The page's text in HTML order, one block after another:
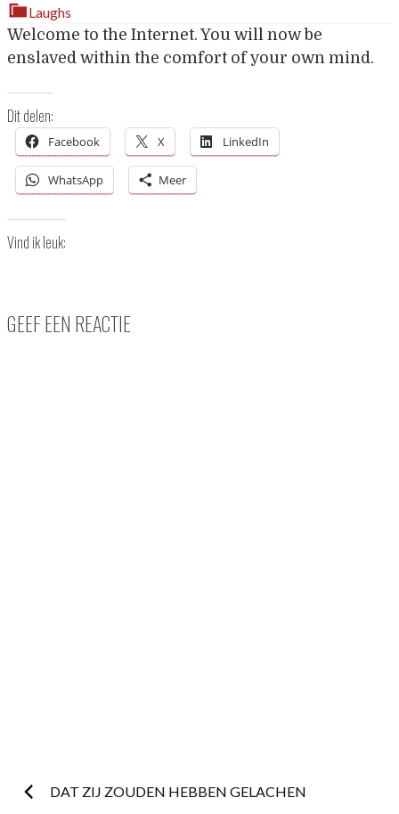
Laughs
Welcome to the Internet. You will now be
enslaved within the comfort of your own mind.
Dit delen:
Facebook X LinkedIn
WhatsApp Meer
Vind ik leuk:
GEEF EEN REACTIE
Post
DAT ZIJ ZOUDEN HEBBEN GELACHEN